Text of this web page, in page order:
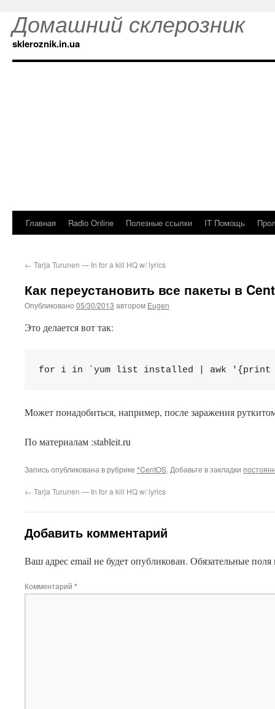
Домашний склерозник
skleroznik.in.ua
Главная Radio Online Полезные ссылки IT Помощь
← Tarja Turunen — In for a kill HQ w/ lyrics
Как переустановить все пакеты в
Опубликовано 05/30/2013 автором Eugen
Это делается вот так:
for i in `yum list installed | awk '{print
Может понадобиться, например, после заражения
По материалам :stableit.ru
Запись опубликована в рубрике *CentOS. Добавьте в закладки
← Tarja Turunen — In for a kill HQ w/ lyrics
Добавить комментарий
Ваш адрес email не будет опубликован. Обязательные
Комментарий *